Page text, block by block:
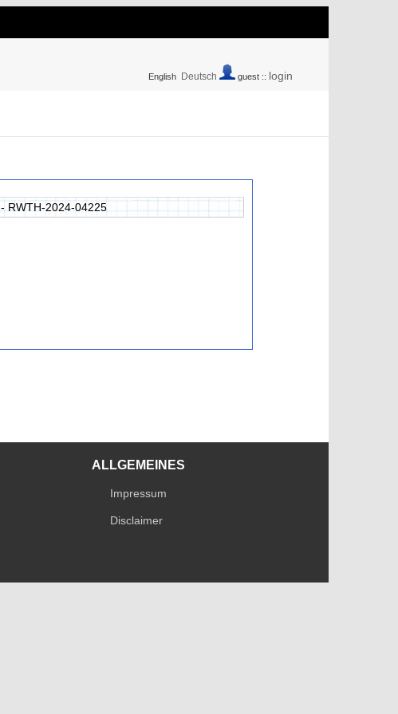
English Deutsch guest :: login
- RWTH-2024-04225
ALLGEMEINES
Impressum
Disclaimer